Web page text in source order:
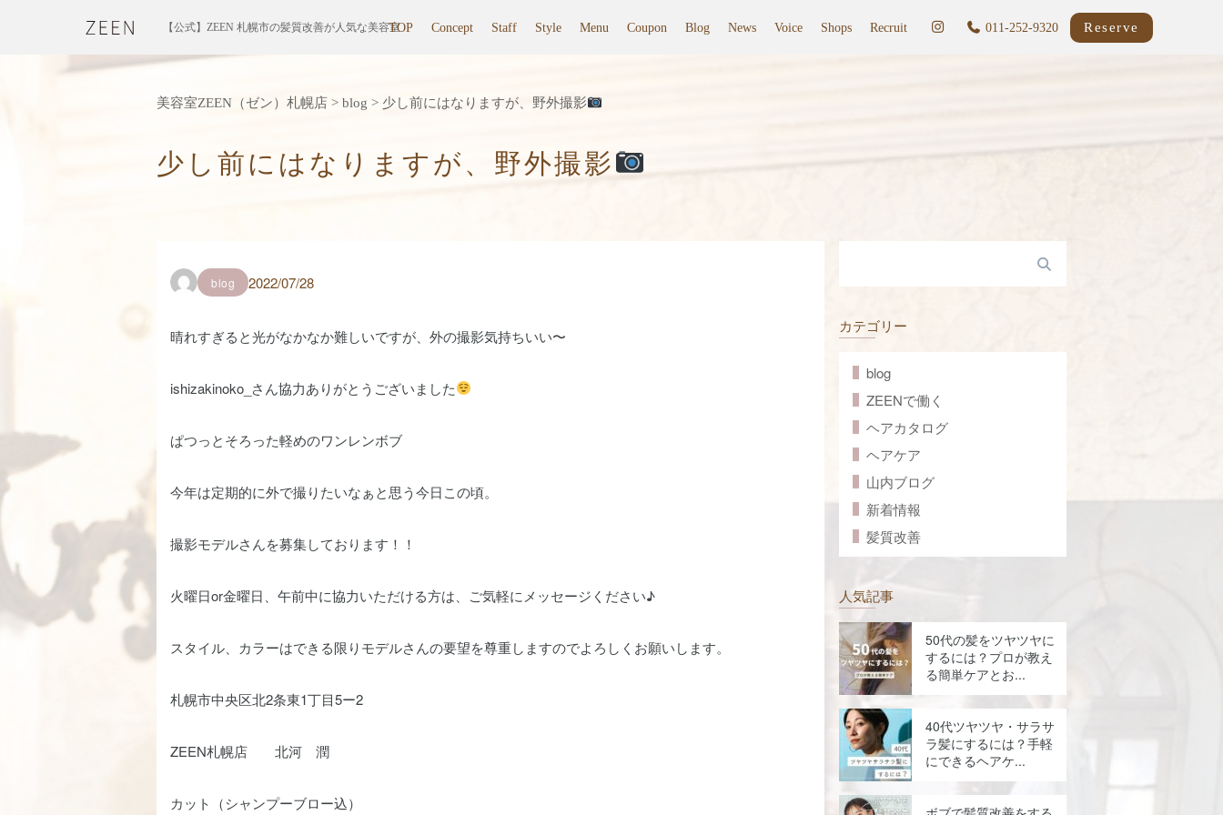
【公式】ZEEN 札幌市の髪質改善が人気な美容室TOP Concept Staff Style Menu Coupon Blog News Voice Shops Recruit 011-252-9320 Reserve
美容室ZEEN（ゼン）札幌店 > blog > 少し前にはなりますが、野外撮影
少し前にはなりますが、野外撮影
blog 2022/07/28
晴れすぎると光がなかなか難しいですが、外の撮影気持ちいい〜
ishizakinoko_さん協力ありがとうございました
ぱつっとそろった軽めのワンレンボブ
今年は定期的に外で撮りたいなぁと思う今日この頃。
撮影モデルさんを募集しております！！
火曜日or金曜日、午前中に協力いただける方は、ご気軽にメッセージください♪
スタイル、カラーはできる限りモデルさんの要望を尊重しますのでよろしくお願いします。
札幌市中央区北2条東1丁目5ー2
ZEEN札幌店 北河 潤
カット（シャンプーブロー込）
カテゴリー
blog
ZEENで働く
ヘアカタログ
ヘアケア
山内ブログ
新着情報
髪質改善
人気記事
50代の髪をツヤツヤに
するには？プロが教え
る簡単ケアとお...
40代ツヤツヤ・サラサ
ラ髪にするには？手軽
にできるヘアケ...